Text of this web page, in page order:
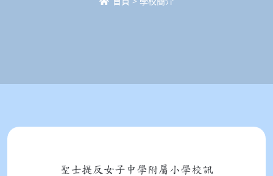
聖士提反女子中學附屬小學校訊